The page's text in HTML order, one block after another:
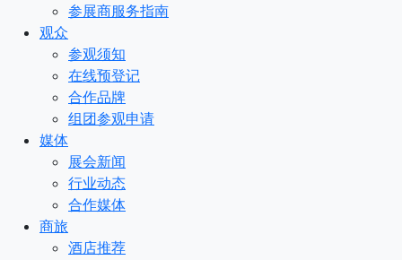
参展商服务指南
观众
参观须知
在线预登记
合作品牌
组团参观申请
媒体
展会新闻
行业动态
合作媒体
商旅
酒店推荐